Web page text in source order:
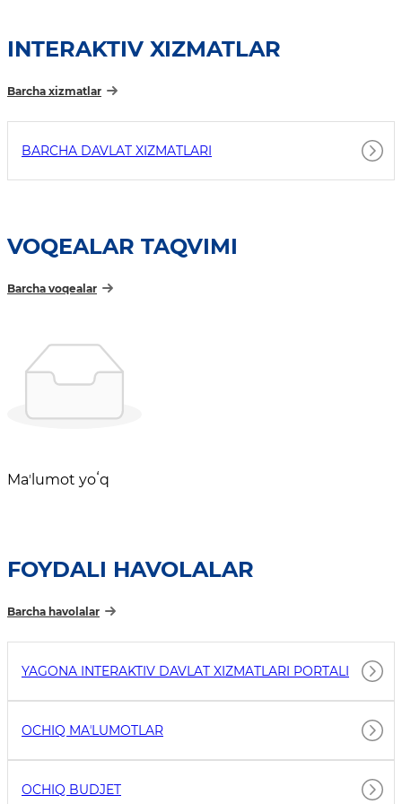
INTERAKTIV XIZMATLAR
Barcha xizmatlar
BARCHA DAVLAT XIZMATLARI
VOQEALAR TAQVIMI
Barcha voqealar
Maʼlumot yoʻq
FOYDALI HAVOLALAR
Barcha havolalar
YAGONA INTERAKTIV DAVLAT XIZMATLARI PORTALI
OCHIQ MAʼLUMOTLAR
OCHIQ BUDJET